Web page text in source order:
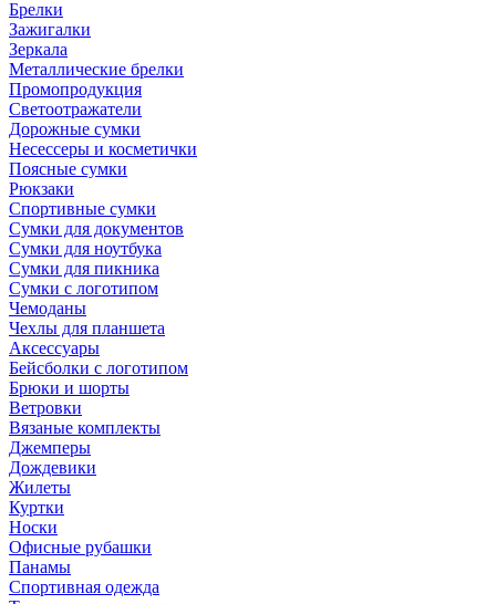
Брелки
Зажигалки
Зеркала
Металлические брелки
Промопродукция
Светоотражатели
Дорожные сумки
Несессеры и косметички
Поясные сумки
Рюкзаки
Спортивные сумки
Сумки для документов
Сумки для ноутбука
Сумки для пикника
Сумки с логотипом
Чемоданы
Чехлы для планшета
Аксессуары
Бейсболки с логотипом
Брюки и шорты
Ветровки
Вязаные комплекты
Джемперы
Дождевики
Жилеты
Куртки
Носки
Офисные рубашки
Панамы
Спортивная одежда